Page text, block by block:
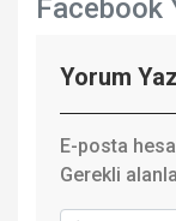
Facebook
Yorum
E-posta
Gerekli